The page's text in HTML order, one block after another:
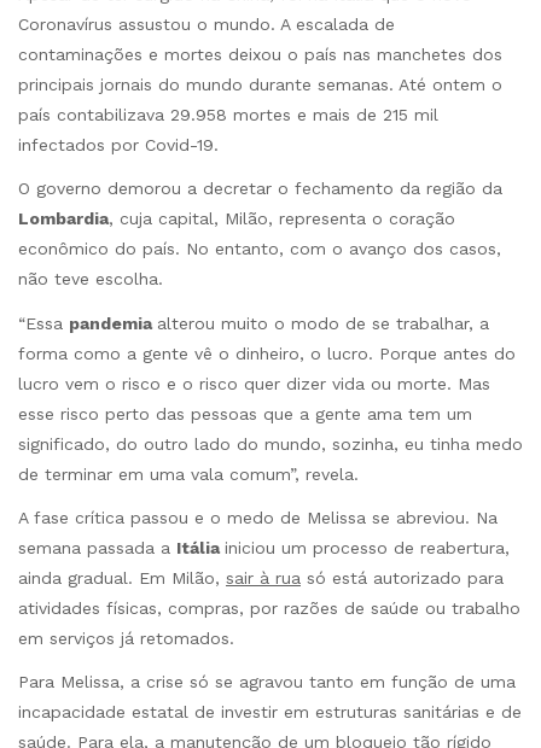
Coronavírus assustou o mundo. A escalada de
contaminações e mortes deixou o país nas manchetes dos
principais jornais do mundo durante semanas. Até ontem o
país contabilizava 29.958 mortes e mais de 215 mil
infectados por Covid-19.
O governo demorou a decretar o fechamento da região da
Lombardia, cuja capital, Milão, representa o coração
econômico do país. No entanto, com o avanço dos casos,
não teve escolha.
“Essa pandemia alterou muito o modo de se trabalhar, a
forma como a gente vê o dinheiro, o lucro. Porque antes do
lucro vem o risco e o risco quer dizer vida ou morte. Mas
esse risco perto das pessoas que a gente ama tem um
significado, do outro lado do mundo, sozinha, eu tinha medo
de terminar em uma vala comum”, revela.
A fase crítica passou e o medo de Melissa se abreviou. Na
semana passada a Itáliainiciou um processo de reabertura,
ainda gradual. Em Milão, sair à rua só está autorizado para
atividades físicas, compras, por razões de saúde ou trabalho
em serviços já retomados.
Para Melissa, a crise só se agravou tanto em função de uma
incapacidade estatal de investir em estruturas sanitárias e de
saúde. Para ela, a manutenção de um bloqueio tão rígido